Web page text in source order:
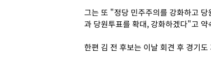
그는 또 "정당 민주주의를 강화하고
과 당원투표를 확대, 강화하겠다"고 약
한편 김 전 후보는 이날 회견 후 경기